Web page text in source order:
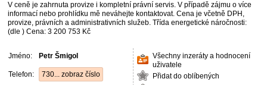
V ceně je zahrnuta provize i kompletní právní servis. V případě zájmu o více
informací nebo prohlídku mě neváhejte kontaktovat. Cena je včetně DPH,
provize, právních a administrativních služeb. Třída energetické náročnosti:
(dle ) Cena: 3 200 753 Kč
Jméno: Petr Šmigol
Telefon: 730... zobraz číslo
Všechny inzeráty a hodnocení
uživatele
Přidat do oblíbených